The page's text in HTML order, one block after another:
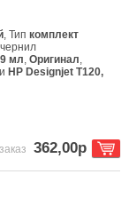
, Типкомплект
мл,Оригинал,
HP Designjet T120,
362,00р